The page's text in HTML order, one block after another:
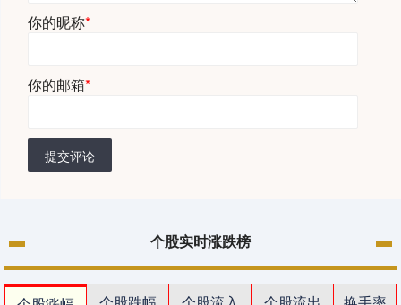
你的昵称*
你的邮箱*
提交评论
个股实时涨跌榜